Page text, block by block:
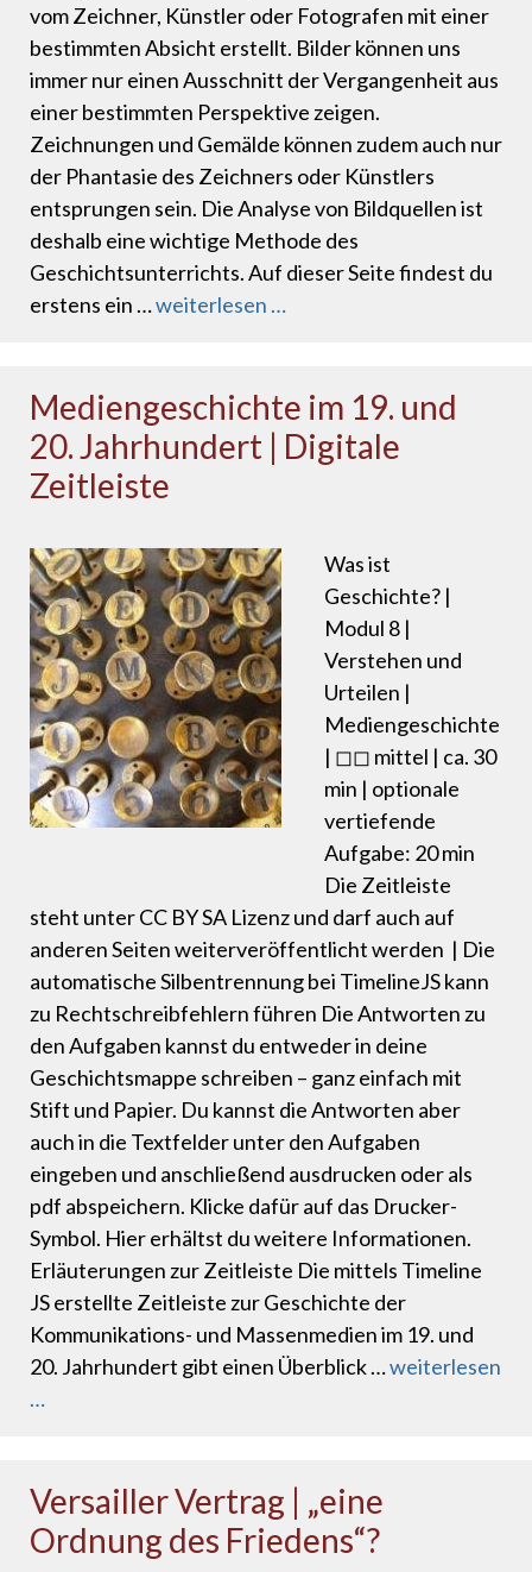
vom Zeichner, Künstler oder Fotografen mit einer
bestimmten Absicht erstellt. Bilder können uns
immer nur einen Ausschnitt der Vergangenheit aus
einer bestimmten Perspektive zeigen.
Zeichnungen und Gemälde können zudem auch nur
der Phantasie des Zeichners oder Künstlers
entsprungen sein. Die Analyse von Bildquellen ist
deshalb eine wichtige Methode des
Geschichtsunterrichts. Auf dieser Seite findest du
erstens ein …weiterlesen …
Mediengeschichte im 19. und
20. Jahrhundert | Digitale
Zeitleiste
Was ist
Geschichte? |
Modul 8 |
Verstehen und
Urteilen |
Mediengeschichte
| ◻◻ mittel | ca. 30
min | optionale
vertiefende
Aufgabe: 20 min
Die Zeitleiste
steht unter CC BY SA Lizenz und darf auch auf
anderen Seiten weiterveröffentlicht werden | Die
automatische Silbentrennung bei TimelineJS kann
zu Rechtschreibfehlern führen Die Antworten zu
den Aufgaben kannst du entweder in deine
Geschichtsmappe schreiben – ganz einfach mit
Stift und Papier. Du kannst die Antworten aber
auch in die Textfelder unter den Aufgaben
eingeben und anschließend ausdrucken oder als
pdf abspeichern. Klicke dafür auf das Drucker-
Symbol. Hier erhältst du weitere Informationen.
Erläuterungen zur Zeitleiste Die mittels Timeline
JS erstellte Zeitleiste zur Geschichte der
Kommunikations- und Massenmedien im 19. und
20. Jahrhundert gibt einen Überblick …weiterlesen
…
Versailler Vertrag | „eine
Ordnung des Friedens“?